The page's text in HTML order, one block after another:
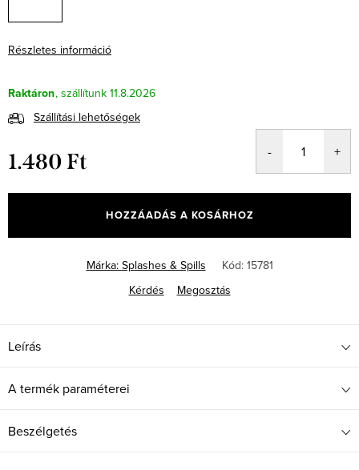
Részletes információ
Raktáron
11.8.2026
Szállítási lehetőségek
1.480 Ft
HOZZÁADÁS A KOSÁRHOZ
Márka: Splashes & Spills Kód: 15781
Kérdés
Megosztás
Leírás
A termék paraméterei
Beszélgetés